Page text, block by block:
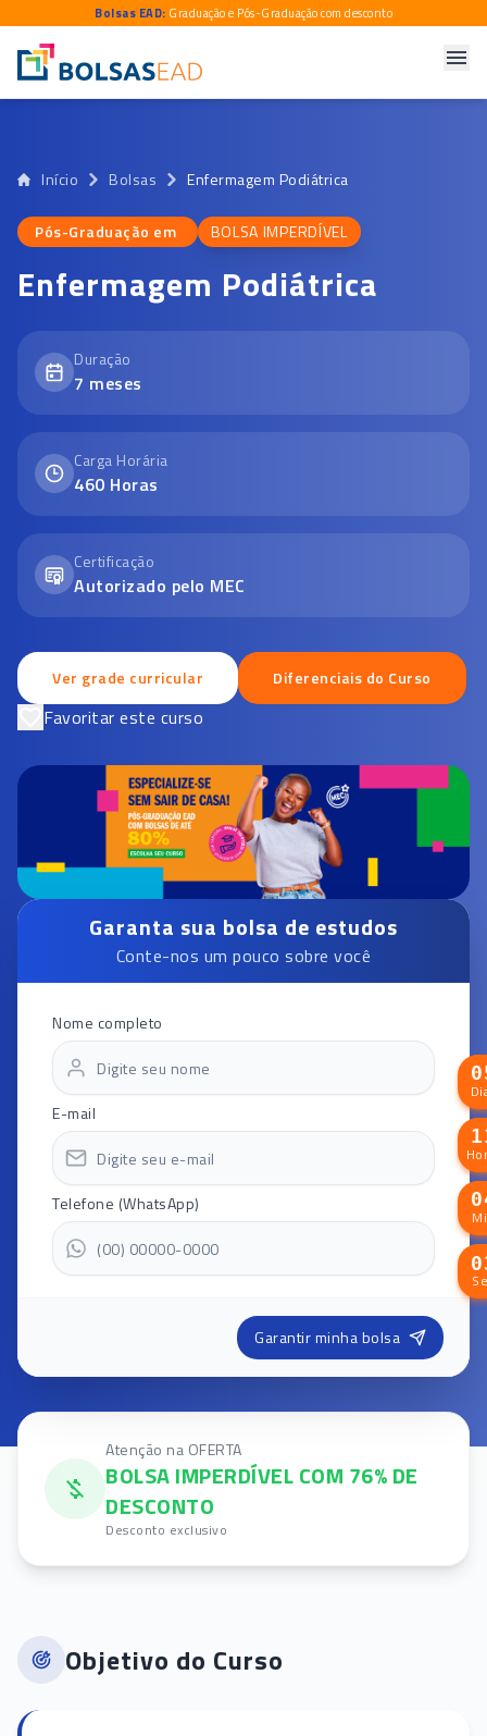
Bolsas EAD: Graduação e Pós-Graduação com desconto
Início Bolsas Enfermagem Podiátrica
Pós-Graduação em BOLSA IMPERDÍVEL
Pós-Graduação em
Enfermagem Podiátrica
Duração
7 meses
Carga Horária
460 Horas
Certificação
Autorizado pelo MEC
Ver grade curricular Diferenciais do Curso
Favoritar este curso
Garanta sua bolsa de estudos
Conte-nos um pouco sobre você
Nome completo
E-mail
Telefone (WhatsApp)
Garantir minha bolsa
Atenção na OFERTA
BOLSA IMPERDÍVEL COM 76% DE
DESCONTO
Desconto exclusivo
Objetivo do Curso